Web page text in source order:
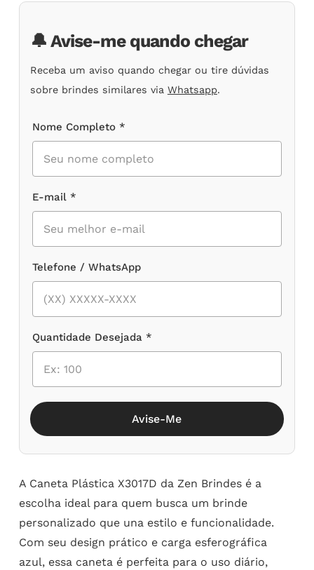
clientes
🔔 Avise-me quando chegar
Receba um aviso quando chegar ou tire dúvidas
sobre brindes similares via Whatsapp.
Nome Completo *
E-mail *
Telefone / WhatsApp
Quantidade Desejada *
Avise-Me
A Caneta Plástica X3017D da Zen Brindes é a
escolha ideal para quem busca um brinde
personalizado que una estilo e funcionalidade.
Com seu design prático e carga esferográfica
azul, essa caneta é perfeita para o uso diário,